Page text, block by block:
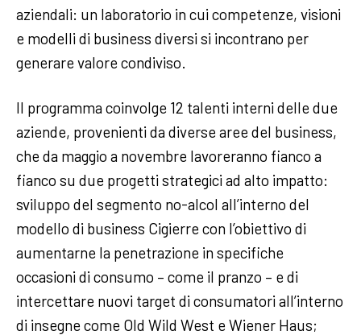
aziendali: un laboratorio in cui competenze, visioni
e modelli di business diversi si incontrano per
generare valore condiviso.
Il programma coinvolge 12 talenti interni delle due
aziende, provenienti da diverse aree del business,
che da maggio a novembre lavoreranno fianco a
fianco su due progetti strategici ad alto impatto:
sviluppo del segmento no-alcol all’interno del
modello di business Cigierre con l’obiettivo di
aumentarne la penetrazione in specifiche
occasioni di consumo – come il pranzo – e di
intercettare nuovi target di consumatori all’interno
di insegne come Old Wild West e Wiener Haus;